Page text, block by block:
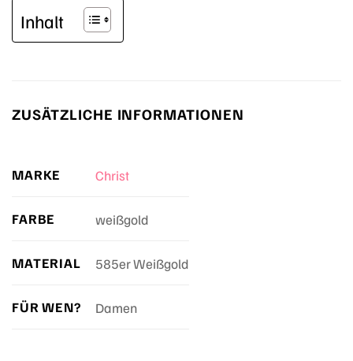
Inhalt
ZUSÄTZLICHE INFORMATIONEN
MARKE Christ
FARBE weißgold
MATERIAL 585er Weißgold
FÜR WEN? Damen